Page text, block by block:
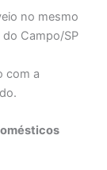
no mesmo
do Campo/SP
com a